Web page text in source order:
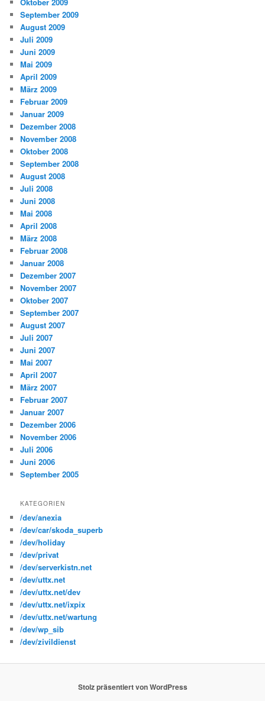
September 2009
August 2009
Juli 2009
Juni 2009
Mai 2009
April 2009
März 2009
Februar 2009
Januar 2009
Dezember 2008
November 2008
Oktober 2008
September 2008
August 2008
Juli 2008
Juni 2008
Mai 2008
April 2008
März 2008
Februar 2008
Januar 2008
Dezember 2007
November 2007
Oktober 2007
September 2007
August 2007
Juli 2007
Juni 2007
Mai 2007
April 2007
März 2007
Februar 2007
Januar 2007
Dezember 2006
November 2006
Juli 2006
Juni 2006
September 2005
KATEGORIEN
/dev/anexia
/dev/car/skoda_superb
/dev/holiday
/dev/privat
/dev/serverkistn.net
/dev/uttx.net
/dev/uttx.net/dev
/dev/uttx.net/ixpix
/dev/uttx.net/wartung
/dev/wp_sib
/dev/zivildienst
Stolz präsentiert von WordPress